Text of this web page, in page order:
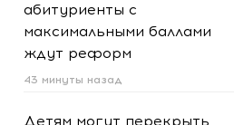
абитуриенты с
максимальными баллами
ждут реформ
43 минуты назад
Детям могут перекрыть